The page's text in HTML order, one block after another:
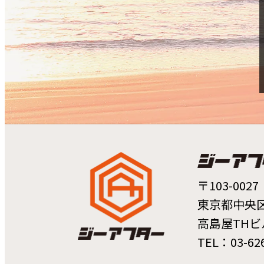
〒103-0027
東京都中央
高島屋TH
TEL：03-